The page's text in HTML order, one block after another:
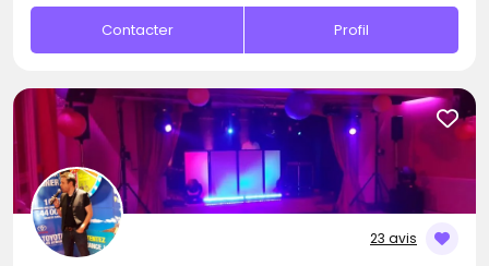
Contacter Profil
23 avis